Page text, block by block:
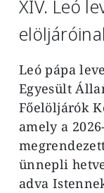
XIV. Leó
Leó pápa
Egyesült
Főelöljárók
amely a
ünnepli
adva